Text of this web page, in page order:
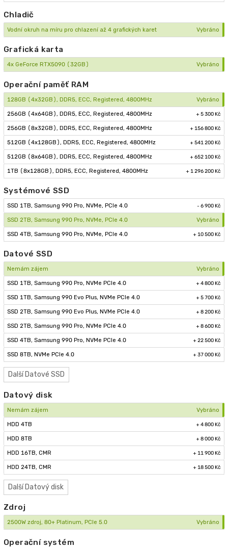
Chladič
Vodní okruh na míru pro chlazení až 4 grafických karet Vybráno
Grafická karta
4x GeForce RTX5090 (32GB) Vybráno
Operační paměť RAM
128GB (4x32GB), DDR5, ECC, Registered, 4800MHz Vybráno
256GB (4x64GB), DDR5, ECC, Registered, 4800MHz + 5 300 Kč
256GB (8x32GB), DDR5, ECC, Registered, 4800MHz + 156 800 Kč
512GB (4x128GB), DDR5, ECC, Registered, 4800MHz + 541 200 Kč
512GB (8x64GB), DDR5, ECC, Registered, 4800MHz + 652 100 Kč
1TB (8x128GB), DDR5, ECC, Registered, 4800MHz + 1 296 200 Kč
Systémové SSD
SSD 1TB, Samsung 990 Pro, NVMe, PCIe 4.0 - 6 900 Kč
SSD 2TB, Samsung 990 Pro, NVMe, PCIe 4.0 Vybráno
SSD 4TB, Samsung 990 Pro, NVMe, PCIe 4.0 + 10 500 Kč
Datové SSD
Nemám zájem Vybráno
SSD 1TB, Samsung 990 Pro, NVMe PCIe 4.0 + 4 800 Kč
SSD 1TB, Samsung 990 Evo Plus, NVMe PCIe 4.0 + 5 700 Kč
SSD 2TB, Samsung 990 Evo Plus, NVMe PCIe 4.0 + 8 200 Kč
SSD 2TB, Samsung 990 Pro, NVMe PCIe 4.0 + 8 600 Kč
SSD 4TB, Samsung 990 Pro, NVMe PCIe 4.0 + 22 500 Kč
SSD 8TB, NVMe PCIe 4.0 + 37 000 Kč
DalšíDatové SSD
Datový disk
Nemám zájem Vybráno
HDD 4TB + 4 800 Kč
HDD 8TB + 8 000 Kč
HDD 16TB, CMR + 11 900 Kč
HDD 24TB, CMR + 18 500 Kč
Další Datový disk
Zdroj
2500W zdroj, 80+ Platinum, PCIe 5.0 Vybráno
Operační systém